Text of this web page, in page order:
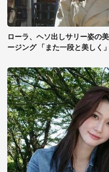
ローラ、ヘソ出しサリー姿の
ージング 「また一段と美しく